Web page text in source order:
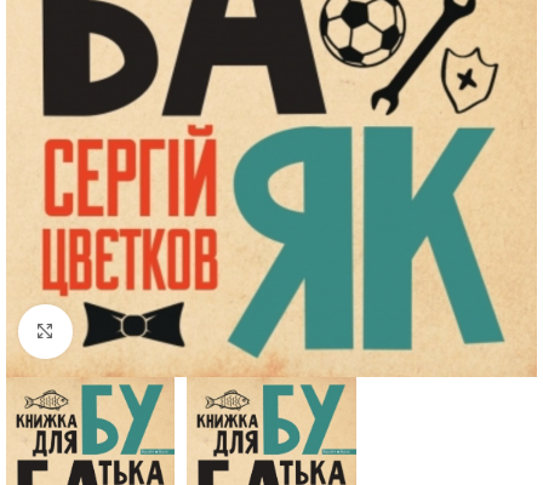
Click to enlarge